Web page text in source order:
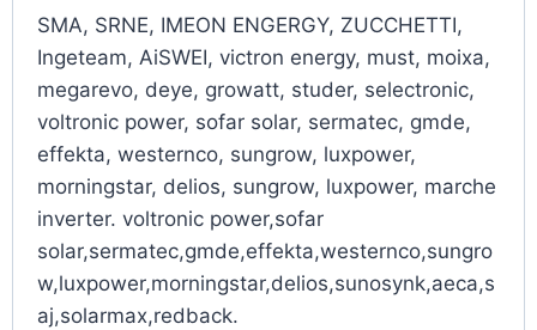
SMA, SRNE, IMEON ENGERGY, ZUCCHETTI,
Ingeteam, AiSWEI, victron energy, must, moixa,
megarevo, deye, growatt, studer, selectronic,
voltronic power, sofar solar, sermatec, gmde,
effekta, westernco, sungrow, luxpower,
morningstar, delios, sungrow, luxpower, marche
inverter. voltronic power,sofar
solar,sermatec,gmde,effekta,westernco,sungro
w,luxpower,morningstar,delios,sunosynk,aeca,s
aj,solarmax,redback.